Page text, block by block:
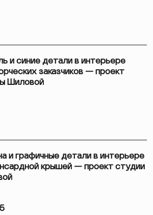
и синие детали в интерьере
заказчиков — проект
Шиловой
и графичные детали в интерьере
крышей — проект студии